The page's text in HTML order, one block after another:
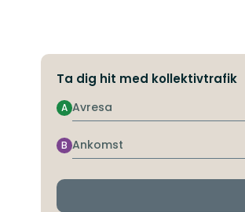
Ta dig hit med kollektivtrafik
Avresa
A
Ankomst
B